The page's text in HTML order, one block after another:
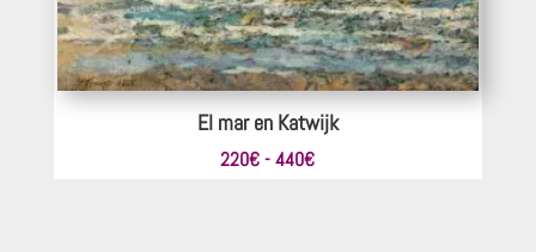
El mar en Katwijk
220€ - 440€Rango